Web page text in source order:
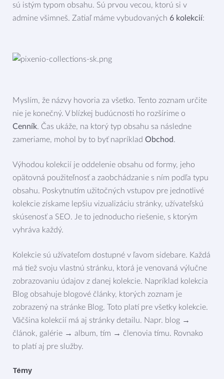
sú istým typom obsahu. Sú prvou vecou, ktorú si v
admine všimneš. Zatiaľ máme vybudovaných 6 kolekcií:
Myslím, že názvy hovoria za všetko. Tento zoznam určite
nie je konečný. V blízkej budúcnosti ho rozšírime o
Cenník. Čas ukáže, na ktorý typ obsahu sa následne
zameriame, mohol by to byť napríklad Obchod.
Výhodou kolekcií je oddelenie obsahu od formy, jeho
opätovná použiteľnosť a zaobchádzanie s ním podľa typu
obsahu. Poskytnutím užitočných vstupov pre jednotlivé
kolekcie získame lepšiu vizualizáciu stránky, užívateľskú
skúsenosť a SEO. Je to jednoducho riešenie, s ktorým
vyhráva každý.
Kolekcie sú užívateľom dostupné v ľavom sidebare. Každá
má tiež svoju vlastnú stránku, ktorá je venovaná výlučne
zobrazovaniu údajov z danej kolekcie. Napríklad kolekcia
Blog obsahuje blogové články, ktorých zoznam je
zobrazený na stránke Blog. Toto platí pre všetky kolekcie.
Väčšina kolekcií má aj stránky detailu. Napr. blog →
článok, galérie → album, tím → členovia tímu. Rovnako
to platí aj pre služby.
Témy